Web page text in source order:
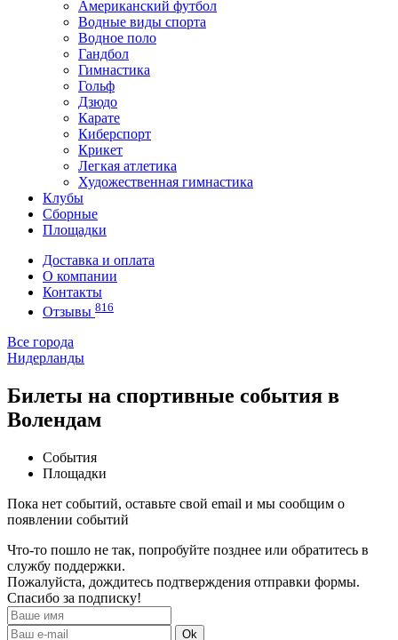
Американский футбол
Водные виды спорта
Водное поло
Гандбол
Гимнастика
Гольф
Дзюдо
Карате
Киберспорт
Крикет
Легкая атлетика
Художественная гимнастика
Клубы
Сборные
Площадки
Доставка и оплата
О компании
Контакты
Отзывы 816
Все города
Нидерланды
Билеты на спортивные события в
Волендам
События
Площадки
Пока нет событий, оставьте свой email и мы сообщим о
появлении событий
Что-то пошло не так, попробуйте позднее или обратитесь в
службу поддержки.
Пожалуйста, дождитесь подтверждения отправки формы.
Спасибо за подписку!
Ok